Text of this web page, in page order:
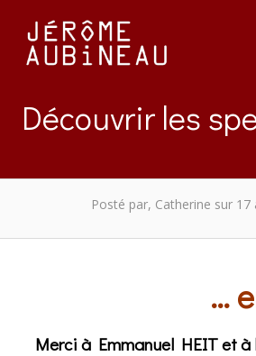
contenu
Découvrir les
Posté par, Catherine sur 17
…
Merci à Emmanuel HEIT et à